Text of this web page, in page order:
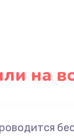
на